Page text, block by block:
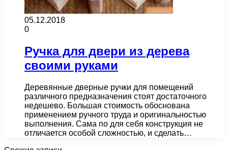
05.12.2018
0
Ручка для двери из дерева
своими руками
Деревянные дверные ручки для помещений
различного предназначения стоят достаточного
недешево. Большая стоимость обоснована
применением ручного труда и оригинальностью
выполнения. Сама по для себя конструкция не
отличается особой сложностью, и сделать…